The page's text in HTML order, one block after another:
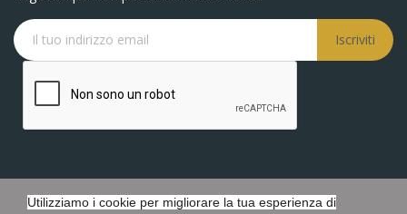
Iscriviti
Copyright © Battaglia Gioielli s.r.l.s. - P.IVA 05548440873 - Tutti i
Utilizziamo i cookie per migliorare la tua esperienza di